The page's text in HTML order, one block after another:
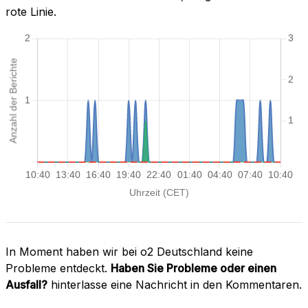
rote Linie.
In Moment haben wir bei o2 Deutschland keine
Probleme entdeckt. Haben Sie Probleme oder einen
Ausfall? hinterlasse eine Nachricht in den Kommentaren.